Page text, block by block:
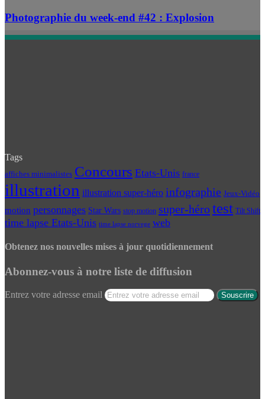
Photographie du week-end #42 : Explosion
Tags
affiches minimalistes Concours Etats-Unis france
illustration illustration super-héro infographie Jeux-Vidéo
motion personnages Star Wars stop motion super-hérotest Tilt Shift
time lapse Etats-Unis time lapse norvege web
Obtenez nos nouvelles mises à jour quotidiennement
Abonnez-vous à notre liste de diffusion
Entrez votre adresse email